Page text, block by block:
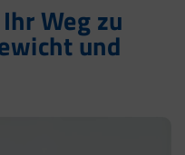
Weg zu
und